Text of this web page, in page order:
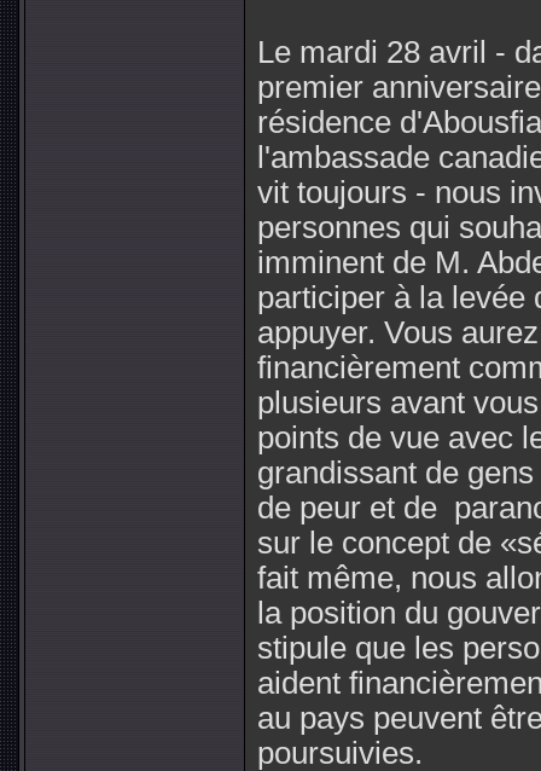
Le mardi 28 avril -
premier
résidence
l'ambassade
vit toujours - nous
personnes qui
imminent de M.
participer à la levée
appuyer. Vous
financièrement
plusieurs avant
points de vue avec
grandissant de
de peur et de
sur le concept de
fait même, nous
la position du
stipule que les
aident
au pays peuvent
poursuivies.